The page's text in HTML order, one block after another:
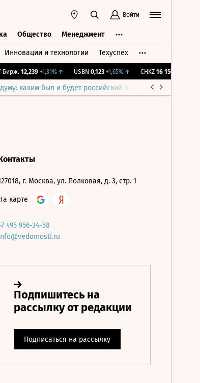
Войти
Общество Менеджмент
Инновации и технологии Техуспех
12,239 +1,31%↑ USBN 0,123 +1,65%↑ CHKZ 16 150 +0,31%
каким был и будет российский парламент
г. Москва, ул. Полковая, д. 3, стр. 1
карте
495 956-34-58